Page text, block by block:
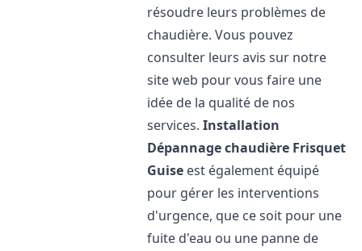
résoudre leurs problèmes de
chaudière. Vous pouvez
consulter leurs avis sur notre
site web pour vous faire une
idée de la qualité de nos
services.Installation
Dépannage chaudière Frisquet
Guise est également équipé
pour gérer les interventions
d'urgence, que ce soit pour une
fuite d'eau ou une panne de